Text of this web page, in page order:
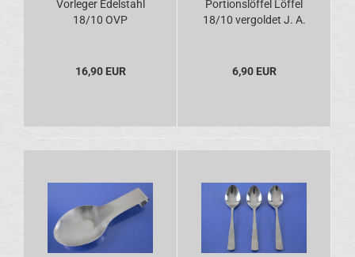
Vorleger Edelstahl
18/10 OVP
16,90 EUR
Portionslöffel Löffel
18/10 vergoldet J. A.
6,90 EUR